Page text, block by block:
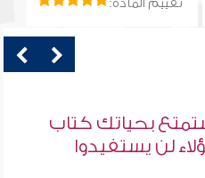
تقييم المادة:
بحياتك كتاب
لن يستفيدوا